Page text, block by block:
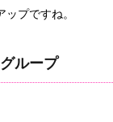
プですね。
ループ